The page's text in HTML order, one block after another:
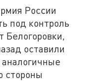
России
под контроль
Белогоровки,
оставили
стороны